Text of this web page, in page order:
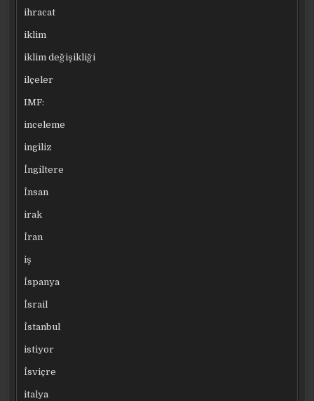
ihracat
iklim
iklim değişikliği
ilçeler
IMF:
inceleme
ingiliz
İngiltere
İnsan
irak
İran
iş
İspanya
İsrail
İstanbul
istiyor
İsviçre
italya